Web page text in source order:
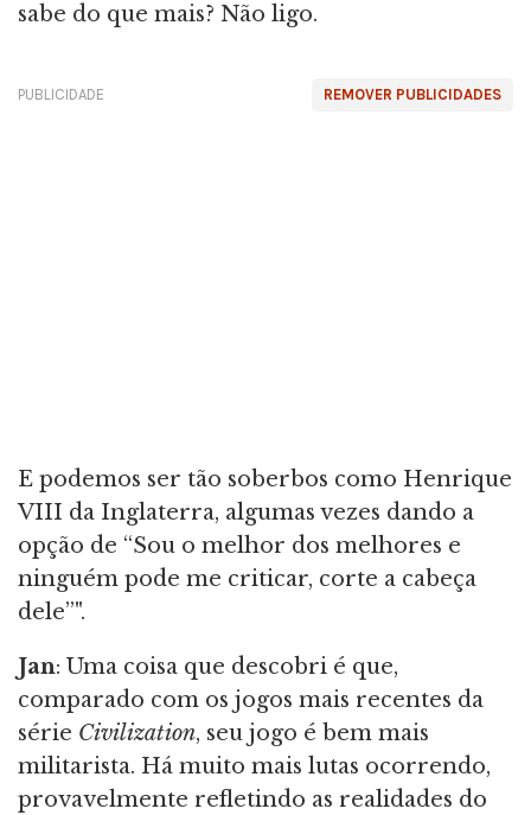
sabe do que mais? Não ligo.
REMOVER PUBLICIDADES
PUBLICIDADE
E podemos ser tão soberbos como Henrique
VIII da Inglaterra, algumas vezes dando a
opção de “Sou o melhor dos melhores e
ninguém pode me criticar, corte a cabeça
dele”".
Jan: Uma coisa que descobri é que,
comparado com os jogos mais recentes da
série Civilization, seu jogo é bem mais
militarista. Há muito mais lutas ocorrendo,
provavelmente refletindo as realidades do